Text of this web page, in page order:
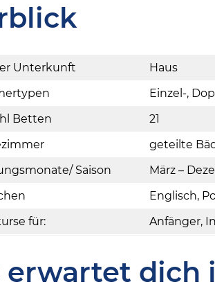
Unterkunft
Haus
Einzel-,
Betten
21
geteilte
Saison
März –
Englisch,
für:
Anfänger,
erwartet dich